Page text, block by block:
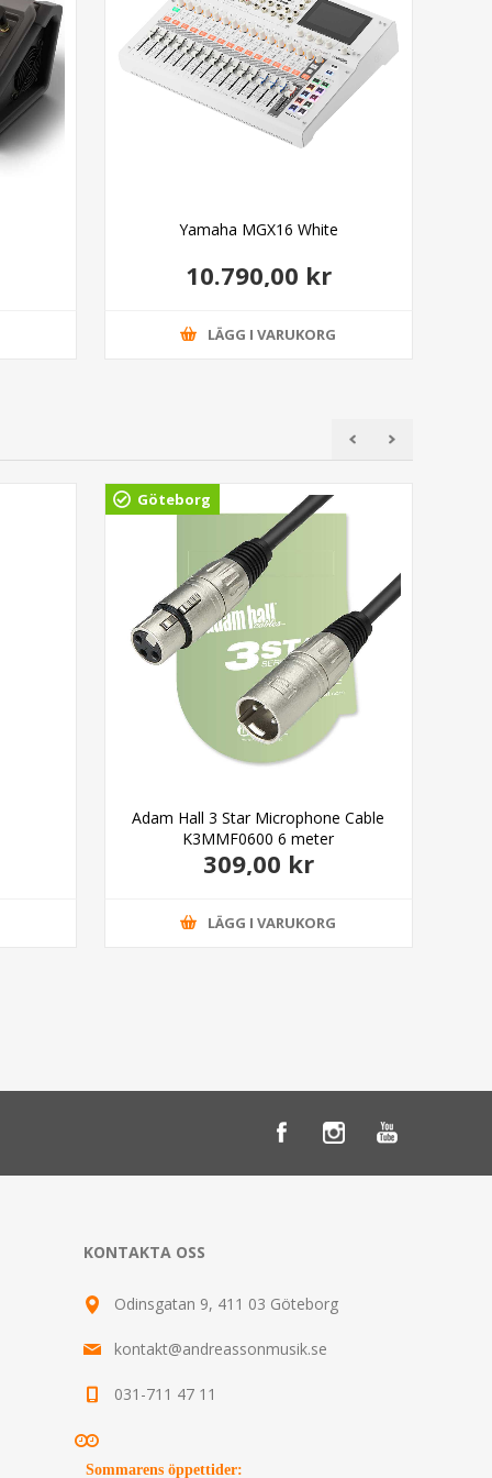
Yamaha MGX16 White
10.790,00 kr
LÄGG I VARUKORG
Göteborg
Adam Hall 3 Star Microphone Cable
K3MMF0600 6 meter
309,00 kr
LÄGG I VARUKORG
KONTAKTA OSS
Odinsgatan 9, 411 03 Göteborg
kontakt@andreassonmusik.se
031-711 47 11
Sommarens öppettider: